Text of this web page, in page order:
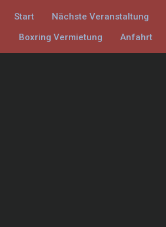
Start Nächste Veranstaltung
Boxring Vermietung
Anfahrt